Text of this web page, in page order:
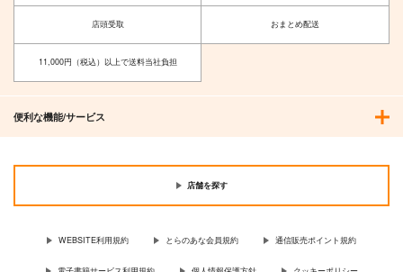
店頭受取 おまとめ配送
11,000円（税込）以上で送料当社負担
便利な機能/サービス
店舗を探す
WEBSITE利用規約 とらのあな会員規約 通信販売ポイント規約